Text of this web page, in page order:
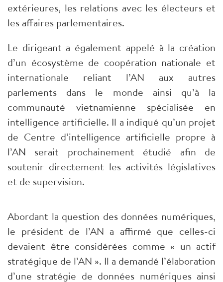
extérieures, les relations avec les électeurs et
les affaires parlementaires.
Le dirigeant a également appelé à la création
d’un écosystème de coopération nationale et
internationale reliant l’AN aux autres
parlements dans le monde ainsi qu’à la
communauté vietnamienne spécialisée en
intelligence artificielle. Il a indiqué qu’un projet
de Centre d’intelligence artificielle propre à
l’AN serait prochainement étudié afin de
soutenir directement les activités législatives
et de supervision.
Abordant la question des données numériques,
le président de l’AN a affirmé que celles-ci
devaient être considérées comme « un actif
stratégique de l’AN ». Il a demandé l’élaboration
d’une stratégie de données numériques ainsi